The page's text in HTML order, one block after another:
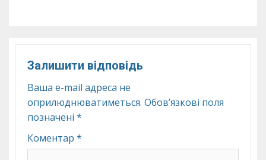
Залишити відповідь
Ваша e-mail адреса не
оприлюднюватиметься. Обов’язкові поля
позначені *
Коментар *